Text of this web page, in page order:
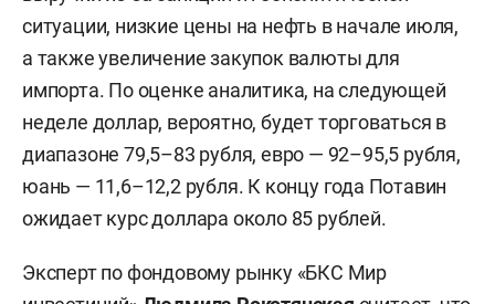
ситуации, низкие цены на нефть в начале июля,
а также увеличение закупок валюты для
импорта. По оценке аналитика, на следующей
неделе доллар, вероятно, будет торговаться в
диапазоне 79,5–83 рубля, евро — 92–95,5 рубля,
юань — 11,6–12,2 рубля. К концу года Потавин
ожидает курс доллара около 85 рублей.
Эксперт по фондовому рынку «БКС Мир